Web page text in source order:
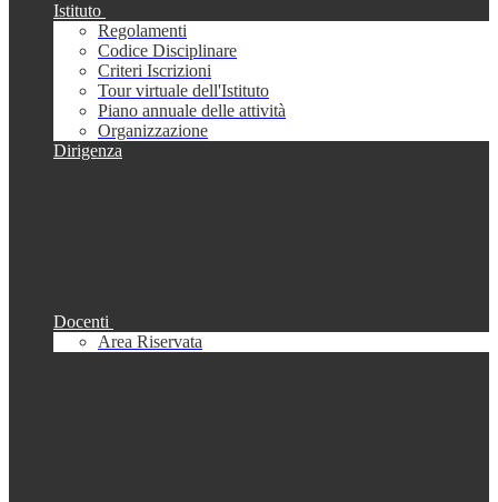
Istituto
Regolamenti
Codice Disciplinare
Criteri Iscrizioni
Tour virtuale dell'Istituto
Piano annuale delle attività
Organizzazione
Dirigenza
Docenti
Area Riservata